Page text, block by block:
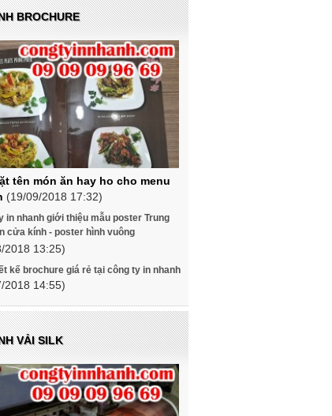
BROCHURE
tên món ăn hay ho cho menu
(19/09/2018 17:32)
in nhanh giới thiệu mẫu poster Trung
cửa kính - poster hình vuông
2018 13:25)
kế brochure giá rẻ tại công ty in nhanh
2018 14:55)
VẢI SILK